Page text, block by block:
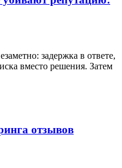
задержка в ответе,
вместо решения. Затем
отзывов